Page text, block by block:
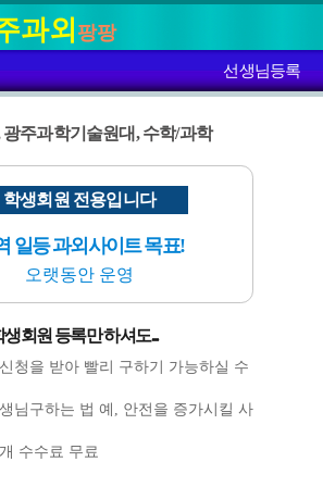
과외 팡팡
선생님등록
광주과학기술원대, 수학/과학
학생회원 전용입니다
일등 과외사이트 목표!
오랫동안 운영
회원 등록만 하셔도...
청을 받아 빨리 구하기 가능하실 수
님구하는 법 예, 안전을 증가시킬 사
수수료 무료